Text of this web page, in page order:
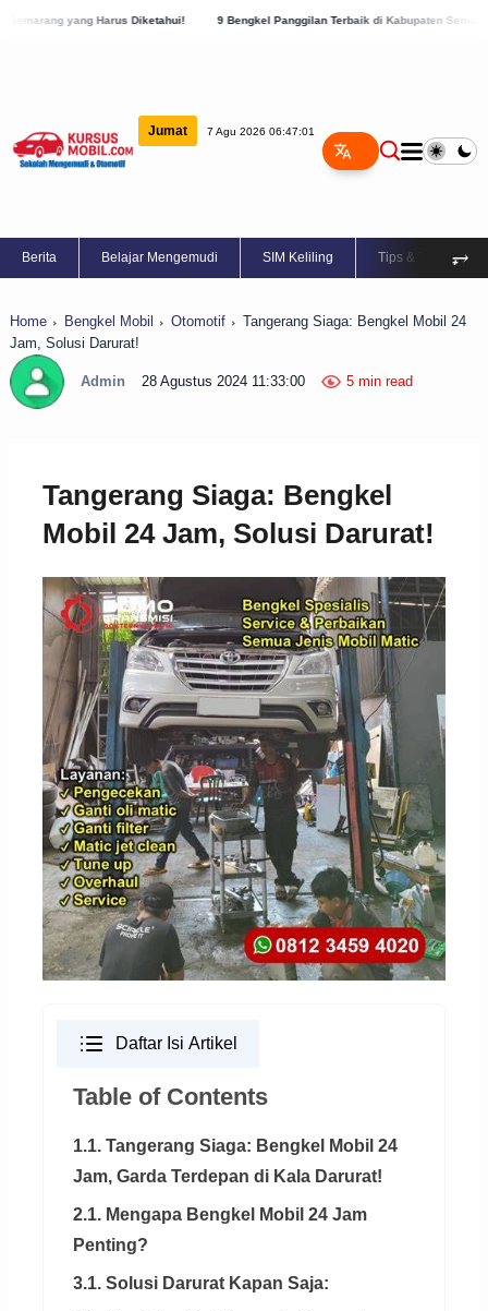
Diketahui! 9 Bengkel Panggilan Terbaik di Kabupaten Semarang, Cek Sekarang!
Jumat 7 Agu 2026 06:47:02
Berita Belajar Mengemudi SIM Keliling Tips & Trik ⥅
Home Bengkel Mobil Otomotif
Tangerang Siaga: Bengkel Mobil 24
Jam, Solusi Darurat!
Admin 28 Agustus 2024 11:33:00 5 min read
Tangerang Siaga: Bengkel
Mobil 24 Jam, Solusi Darurat!
Daftar Isi Artikel
Table of Contents
1.1. Tangerang Siaga: Bengkel Mobil 24
Jam, Garda Terdepan di Kala Darurat!
2.1. Mengapa Bengkel Mobil 24 Jam
Penting?
3.1. Solusi Darurat Kapan Saja: